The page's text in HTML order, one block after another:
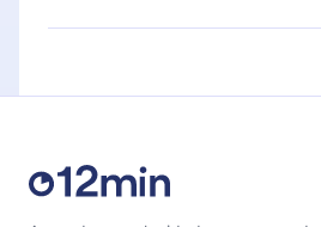
Sinta-se livre para entrar em